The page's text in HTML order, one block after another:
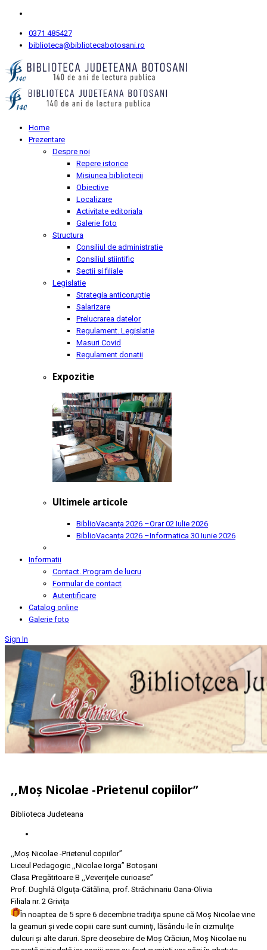
0371 485427
biblioteca@bibliotecabotosani.ro
Home
Prezentare
Despre noi
Repere istorice
Misiunea bibliotecii
Obiective
Localizare
Activitate editoriala
Galerie foto
Structura
Consiliul de administratie
Consiliul stiintific
Sectii si filiale
Legislatie
Strategia anticoruptie
Salarizare
Prelucrarea datelor
Regulament. Legislatie
Masuri Covid
Regulament donatii
Expozitie
Ultimele articole
BiblioVacanța 2026 –Orar02 Iulie 2026
BiblioVacanța 2026 –Informatica 30 Iunie 2026
Informatii
Contact. Program de lucru
Formular de contact
Autentificare
Catalog online
Galerie foto
Sign In
,,Moș Nicolae -Prietenul copiilor”
Biblioteca Judeteana
,,Moș Nicolae -Prietenul copiilor”
Liceul Pedagogic ,,Nicolae Iorga” Botoşani
Clasa Pregătitoare B ,,Veverițele curioase”
Prof. Dughilă Olguța-Cătălina, prof. Străchinariu Oana-Olivia
Filiala nr. 2 Grivița
În noaptea de 5 spre 6 decembrie tradiţia spune că Moş Nicolae vine
la geamuri şi vede copiii care sunt cuminţi, lăsându-le în cizmuliţe
dulcuri şi alte daruri. Spre deosebire de Moş Crăciun, Moş Nicolae nu